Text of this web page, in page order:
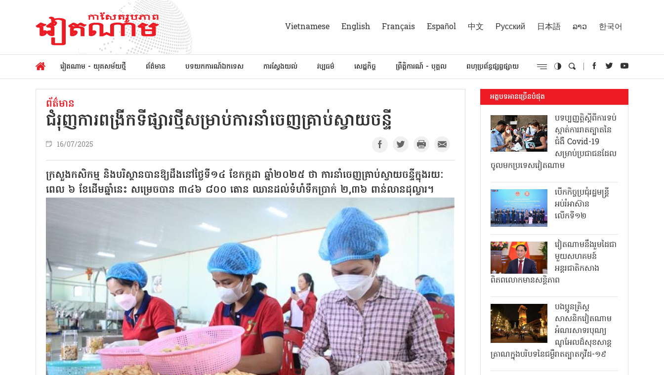
Vietnamese English Français Español 中文 Русский 日本語 ລາວ 한국어
វៀតណាម - យុគសម័យថ្មី ព័ត៌មាន បទយកការណ៍ឯកទេស ការស្វែងយល់ វប្បធម៌ សេដ្ឋកិច្ច ព្រឹត្តិការណ៍ - បុគ្គល ពហុប្រព័ន្ធផ្សព្វផ្សាយ
ព័ត៌មាន
ជំរុញការពង្រីកទីផ្សារថ្មីសម្រាប់ការនាំចេញគ្រាប់ស្វាយចន្ទី
16/07/2025
ក្រសួងកសិកម្ម និងបរិស្ថានបានឱ្យដឹងនៅថ្ងៃទី១៤ ខែកក្កដា ឆ្នាំ២០២៥ ថា ការនាំចេញគ្រាប់ស្វាយចន្ទីក្នុងរយៈ
ពេល ៦ ខែដើមឆ្នាំនេះ សម្រេចបាន ៣៤៦ ៨០០ តោន ឈានដល់ទំហំទឹកប្រាក់ ២,៣៦ ពាន់លានដុល្លារ។
អត្ថបទអានច្រើនបំផុត
បទប្បញ្ញត្តិស្តីពីការទប់
ស្កាត់ការរាតត្បាតនៃ
ជំងឺ Covid-19
សម្រាប់ប្រជាជនដែល
ចូលមកប្រទេសវៀតណាម
បើកកិច្ចប្រជុំរដ្ឋមន្ត្រី
អប់រំអាស៊ាន
លើកទី១២
វៀតណាមនឹងរួមដៃជា
មួយសហគមន៍
អន្តរជាតិកសាង
ពិភពលោកមានសន្តិភាព
បងប្អូនគ្រិស្ត
សាសនិកវៀតណាម
អំណរសាទរបុណ្យ
ណូអែលដ៏សុខសាន្ត
ត្រាណក្នុងបរិបទនៃជម្ងឺរាតត្បាតកូវីដ-១៩